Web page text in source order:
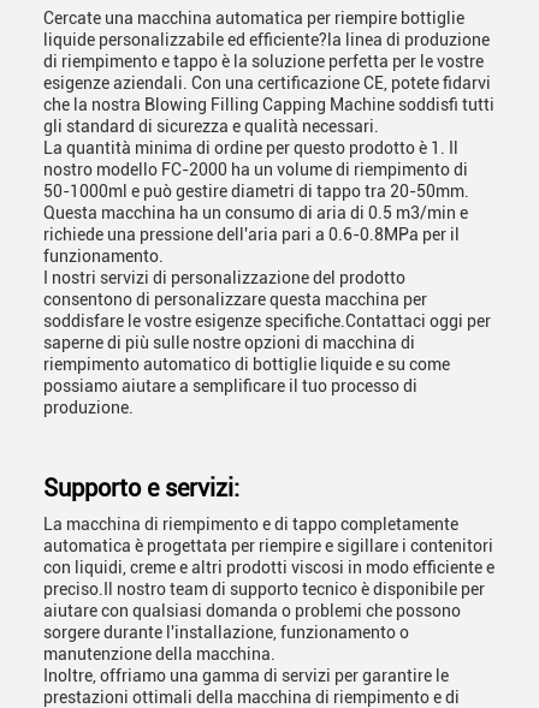
Cercate una macchina automatica per riempire bottiglie
liquide personalizzabile ed efficiente?la linea di produzione
di riempimento e tappo è la soluzione perfetta per le vostre
esigenze aziendali. Con una certificazione CE, potete fidarvi
che la nostra Blowing Filling Capping Machine soddisfi tutti
gli standard di sicurezza e qualità necessari.
La quantità minima di ordine per questo prodotto è 1. Il
nostro modello FC-2000 ha un volume di riempimento di
50-1000ml e può gestire diametri di tappo tra 20-50mm.
Questa macchina ha un consumo di aria di 0.5 m3/min e
richiede una pressione dell'aria pari a 0.6-0.8MPa per il
funzionamento.
I nostri servizi di personalizzazione del prodotto
consentono di personalizzare questa macchina per
soddisfare le vostre esigenze specifiche.Contattaci oggi per
saperne di più sulle nostre opzioni di macchina di
riempimento automatico di bottiglie liquide e su come
possiamo aiutare a semplificare il tuo processo di
produzione.
Supporto e servizi:
La macchina di riempimento e di tappo completamente
automatica è progettata per riempire e sigillare i contenitori
con liquidi, creme e altri prodotti viscosi in modo efficiente e
preciso.Il nostro team di supporto tecnico è disponibile per
aiutare con qualsiasi domanda o problemi che possono
sorgere durante l'installazione, funzionamento o
manutenzione della macchina.
Inoltre, offriamo una gamma di servizi per garantire le
prestazioni ottimali della macchina di riempimento e di